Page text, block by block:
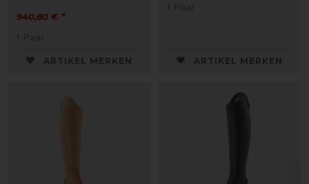
940,80 € *
1 Paar
ARTIKEL MERKEN
1 Paar
ARTIKEL MERKEN